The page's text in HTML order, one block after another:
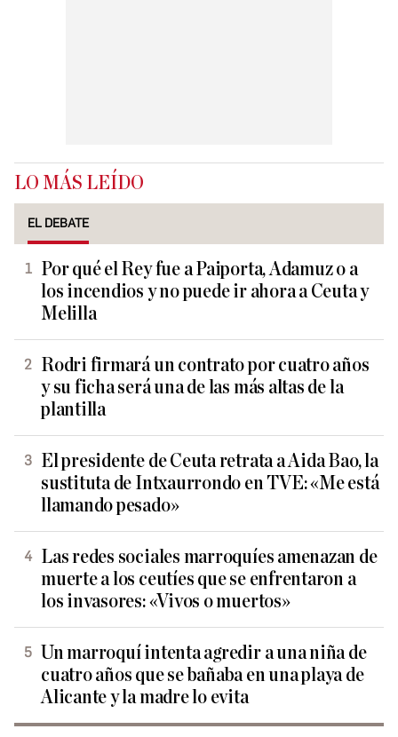
LO MÁS LEÍDO
EL DEBATE
Por qué el Rey fue a Paiporta, Adamuz o a
los incendios y no puede ir ahora a Ceuta y
Melilla
Rodri firmará un contrato por cuatro años
y su ficha será una de las más altas de la
plantilla
El presidente de Ceuta retrata a Aida Bao, la
sustituta de Intxaurrondo en TVE: «Me está
llamando pesado»
Las redes sociales marroquíes amenazan de
muerte a los ceutíes que se enfrentaron a
los invasores: «Vivos o muertos»
Un marroquí intenta agredir a una niña de
cuatro años que se bañaba en una playa de
Alicante y la madre lo evita